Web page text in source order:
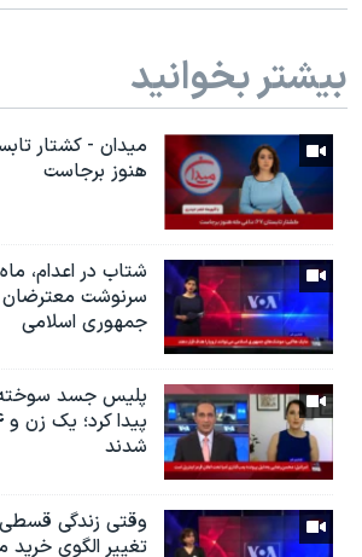
بیشتر بخوانید
هنوز برجاست
شتاب در اعدام،
سرنوشت
جمهوری اسلامی
پلیس جسد
شدند
وقتی زندگی
تغییر الگوی خرید